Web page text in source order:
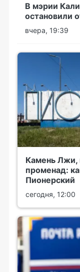
В мэрии
остановили
вчера, 19:39
Камень Лжи,
променад:
Пионерский
сегодня, 12:00